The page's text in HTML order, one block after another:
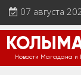
07 августа
Новости Магадана и